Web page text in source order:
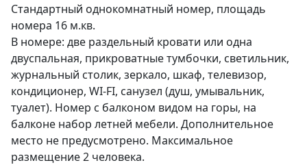
Стандартный однокомнатный номер, площадь
номера 16 м.кв.
В номере: две раздельный кровати или одна
двуспальная, прикроватные тумбочки, светильник,
журнальный столик, зеркало, шкаф, телевизор,
кондиционер, WI-FI, санузел (душ, умывальник,
туалет). Номер с балконом видом на горы, на
балконе набор летней мебели. Дополнительное
место не предусмотрено. Максимальное
размещение 2 человека.